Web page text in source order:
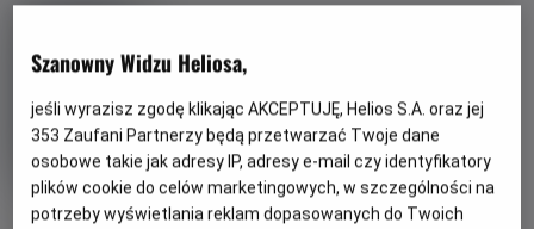
OBSERWUJ
Spider-Man. Całkiem nowy
dzień
Oryginalny
tytuł
Spider-Man: Brand New Day Gatunek
Fantasy /
Przygodowy / Akcja
Minimalny
wiek
Od 13 lat
Czas
trwania
145 min
Kraj
i
rok
USA (2026)
OCENA HELIOS
8.3
Szanowny Widzu Heliosa,
jeśli wyrazisz zgodę klikając AKCEPTUJĘ, Helios S.A. oraz jej
353 Zaufani Partnerzy będą przetwarzać Twoje dane
osobowe takie jak adresy IP, adresy e-mail czy identyfikatory
plików cookie do celów marketingowych, w szczególności na
potrzeby wyświetlania reklam dopasowanych do Twoich